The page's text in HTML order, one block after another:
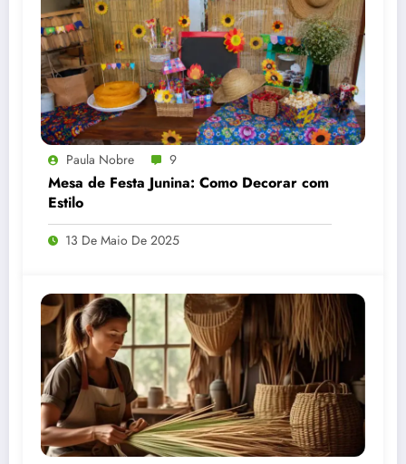
Paula Nobre 9
Mesa de Festa Junina: Como Decorar com
Estilo
13 De Maio De 2025